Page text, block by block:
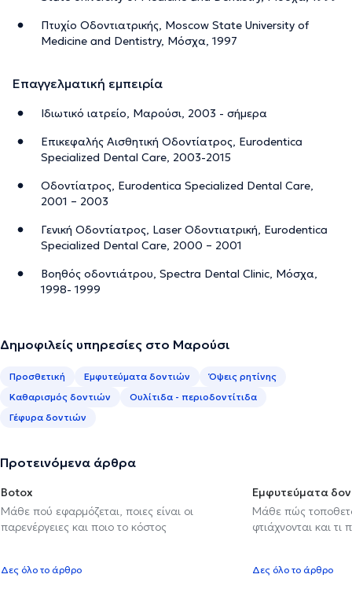
Πτυχίο Οδοντιατρικής, Moscow State University of
Medicine and Dentistry, Μόσχα, 1997
Επαγγελματική εμπειρία
Ιδιωτικό ιατρείο, Μαρούσι, 2003 - σήμερα
Επικεφαλής Αισθητική Οδοντίατρος, Eurodentica
Specialized Dental Care, 2003-2015
Οδοντίατρος, Eurodentica Specialized Dental Care,
2001 – 2003
Γενική Οδοντίατρος, Laser Οδοντιατρική, Eurodentica
Specialized Dental Care, 2000 – 2001
Βοηθός οδοντιάτρου, Spectra Dental Clinic, Μόσχα,
1998- 1999
Δημοφιλείς υπηρεσίες στο Μαρούσι
Προσθετική Εμφυτεύματα δοντιών
Όψεις ρητίνης
Καθαρισμός δοντιών
Ουλίτιδα - περιοδοντίτιδα
Γέφυρα δοντιών
Προτεινόμενα άρθρα
Botox
Μάθε πού εφαρμόζεται, ποιες είναι οι
παρενέργειες και ποιο το κόστος
Δες όλο το άρθρο
Εμφυτεύματα
Μάθε πώς
φτιάχνονται και τι
Δες όλο το άρθρο